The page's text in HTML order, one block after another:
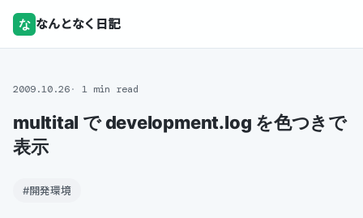
な なんとなく日記
2009.10.26 1 min read
multital で development.log を色つきで
表示
#開発環境